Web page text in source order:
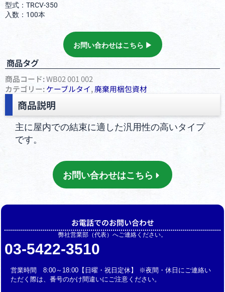
型式：TRCV-350
入数：100本
お問い合わせはこちら ▶︎
商品タグ
商品コード:WB02 001 002
カテゴリー:ケーブルタイ,廃棄用梱包資材
商品説明
主に屋内での結束に適した汎用性の高いタイプ
です。
お問い合わせはこちら
お電話でのお問い合わせ
弊社営業部（代表）へご連絡ください。
03-5422-3510
営業時間 8:00～18:00【日曜・祝日定休】 ※夜間・休日にご連絡い
ただく際は、番号のかけ間違いにご注意ください。